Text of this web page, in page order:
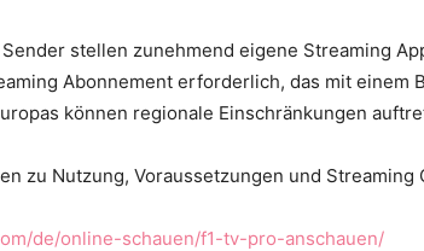
stellen zunehmend eigene Streaming
Abonnement erforderlich, das mit einem
können regionale Einschränkungen
zu Nutzung, Voraussetzungen und
de/online-schauen/f1-tv-pro-anschauen/